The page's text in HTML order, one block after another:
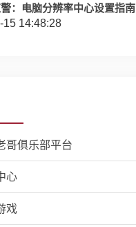
：电脑分辨率中心设置指南
15 14:48:28
哥俱乐部平台
心
戏